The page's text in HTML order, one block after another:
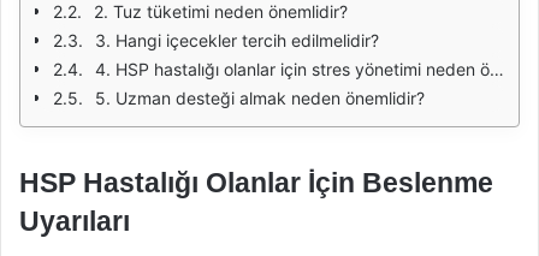
2. Tuz tüketimi neden önemlidir?
3. Hangi içecekler tercih edilmelidir?
4. HSP hastalığı olanlar için stres yönetimi neden önemlidir?
5. Uzman desteği almak neden önemlidir?
HSP Hastalığı Olanlar İçin Beslenme
Uyarıları